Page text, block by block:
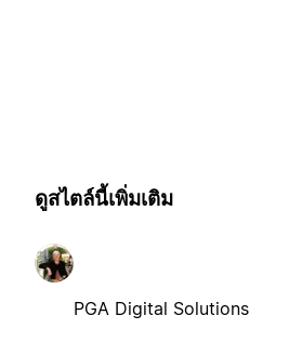
ดูสไตล์นี้เพิ่มเติม
PGA Digital Solutions